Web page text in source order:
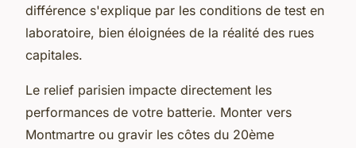
différence s'explique par les conditions de test en
laboratoire, bien éloignées de la réalité des rues
capitales.
Le relief parisien impacte directement les
performances de votre batterie. Monter vers
Montmartre ou gravir les côtes du 20ème